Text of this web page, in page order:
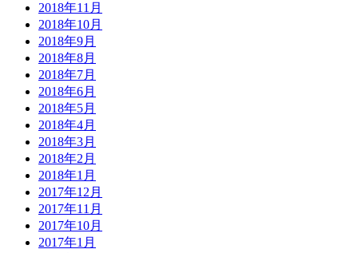
2018年11月
2018年10月
2018年9月
2018年8月
2018年7月
2018年6月
2018年5月
2018年4月
2018年3月
2018年2月
2018年1月
2017年12月
2017年11月
2017年10月
2017年1月